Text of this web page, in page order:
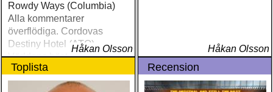
Rowdy Ways (Columbia)
Alla kommentarer
överflödiga. Cordovas
Destiny Hotel (ATO)
Världens bästa liveband
visar nu klassen även på
skiva
Håkan Olsson Håkan Olsson
Toplista Recension